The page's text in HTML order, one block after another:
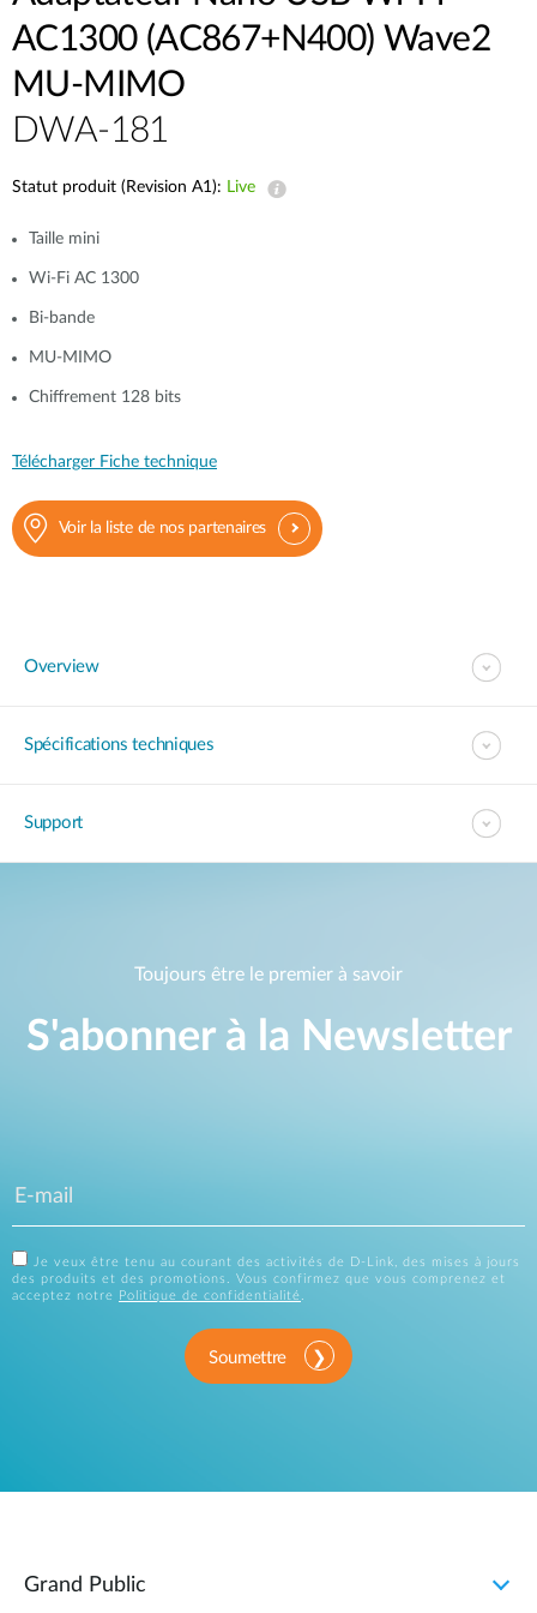
AC1300 (AC867+N400) Wave2
MU-MIMO
DWA-181
Statut produit (Revision A1): Live
Taille mini
Wi-Fi AC 1300
Bi-bande
MU-MIMO
Chiffrement 128 bits
Télécharger Fiche technique
Voir la liste de nos partenaires
Overview
Spécifications techniques
Support
Toujours être le premier à savoir
S'abonner à la Newsletter
Je veux être tenu au courant des activités de D-Link, des mises à jours
des produits et des promotions. Vous confirmez que vous comprenez et
acceptez notre
Politique de confidentialité.
Soumettre
Grand Public